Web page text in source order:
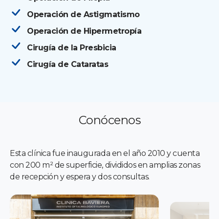
Operación de Astigmatismo
Operación de Hipermetropía
Cirugía de la Presbicia
Cirugía de Cataratas
Conócenos
Esta clínica fue inaugurada en el año 2010 y cuenta
con 200 m² de superficie, divididos en amplias zonas
de recepción y espera y dos consultas.